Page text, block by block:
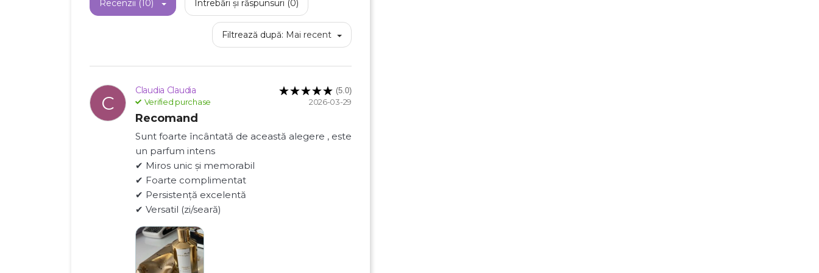
Recenzii (10) Întrebări și răspunsuri (0)
Filtrează după: Mai recent
C
Claudia Claudia
Verified purchase
(5.0)
2026-03-29
Recomand
Sunt foarte încântată de această alegere , este
un parfum intens
✔ Miros unic și memorabil
✔ Foarte complimentat
✔ Persistență excelentă
✔ Versatil (zi/seară)